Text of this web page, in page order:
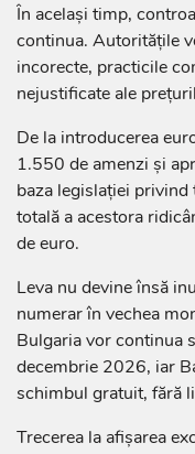
În același timp,
continua. Autoritățile
incorecte, practicile
nejustificate ale
De la introducerea
1.550 de amenzi și
baza legislației privind
totală a acestora
de euro.
Leva nu devine însă
numerar în vechea
Bulgaria vor continua
decembrie 2026, iar
schimbul gratuit, fără
Trecerea la afișarea